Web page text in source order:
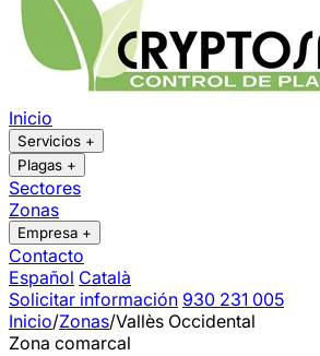
Inicio
Servicios +
Plagas +
Sectores
Zonas
Empresa +
Contacto
Español Català
Solicitar información 930 231 005
Inicio/Zonas/Vallès Occidental
Zona comarcal